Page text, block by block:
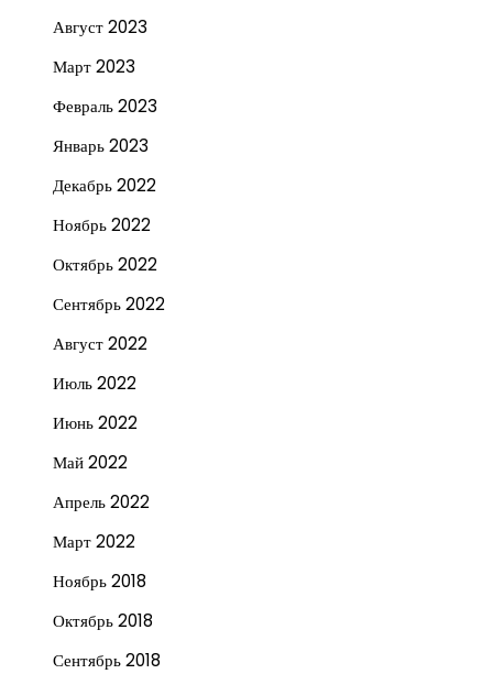
Август 2023
Март 2023
Февраль 2023
Январь 2023
Декабрь 2022
Ноябрь 2022
Октябрь 2022
Сентябрь 2022
Август 2022
Июль 2022
Июнь 2022
Май 2022
Апрель 2022
Март 2022
Ноябрь 2018
Октябрь 2018
Сентябрь 2018